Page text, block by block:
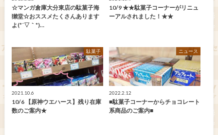
☆マンガ倉庫大分東店の駄菓子海
獺堂☆おススメたくさんあります
よ(*´▽｀*)…
10/9 ★★駄菓子コーナーがリニュ
ーアルされました！★★
駄菓子
2021.10.6
10/6 【原神ウエハース】残り在庫
数のご案内★
ニュース
2022.2.12
■駄菓子コーナーからチョコレート
系商品のご案内■